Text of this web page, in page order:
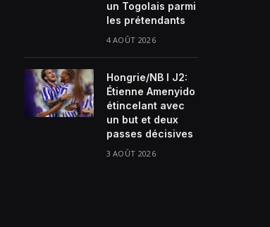
un Togolais parmi
les prétendants
4 AOÛT 2026
Hongrie/NB I J2:
Étienne Amenyido
étincelant avec
un but et deux
passes décisives
3 AOÛT 2026